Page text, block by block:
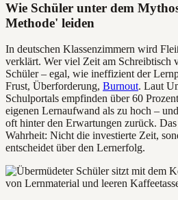
Wie Schüler unter dem
Methode' leiden
In deutschen Klassenzimmern wird
verklärt. Wer viel Zeit am Schreibtisch
Schüler – egal, wie ineffizient der
Frust, Überforderung, Burnout. Laut
Schulportals empfinden über 60
eigenen Lernaufwand als zu hoch –
oft hinter den Erwartungen zurück.
Wahrheit: Nicht die investierte Zeit,
entscheidet über den Lernerfolg.